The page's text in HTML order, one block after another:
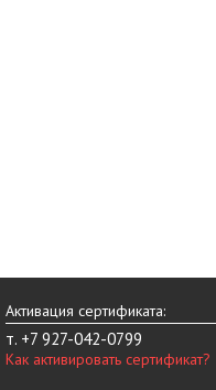
Активация сертификата:
т. +7 927-042-0799
Как активировать сертификат?